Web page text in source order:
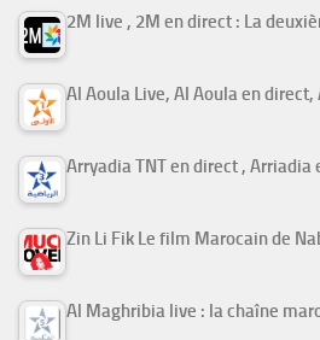
2M live , 2M en direct : La
Al Aoula Live, Al Aoula en direct,
Arryadia TNT en direct , Arriadia
Al Maghribia live : la chaîne